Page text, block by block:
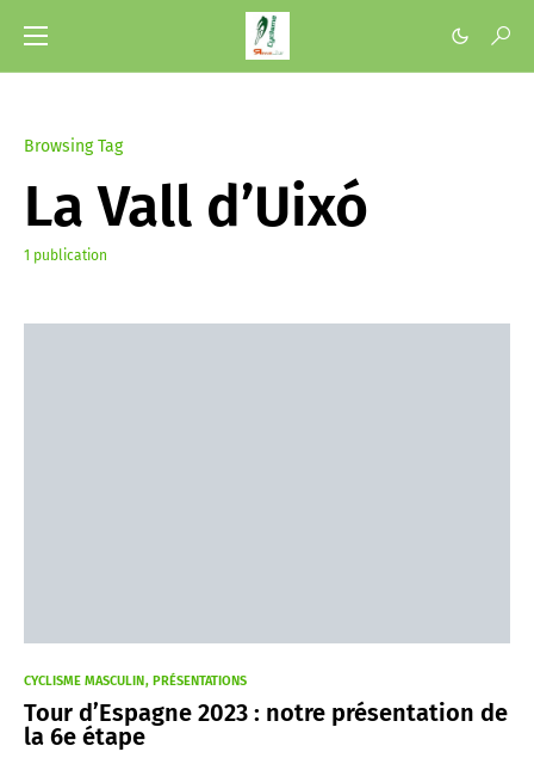
Browsing Tag
La Vall d’Uixó
1 publication
CYCLISME MASCULIN PRÉSENTATIONS
Tour d’Espagne 2023 : notre présentation de
la 6e étape